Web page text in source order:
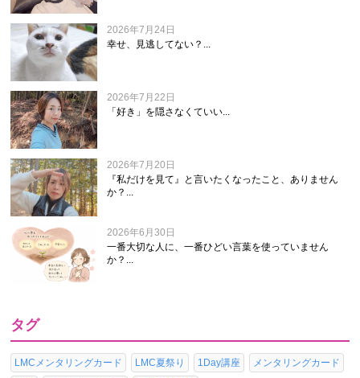
2026年7月24日
幸せ、見逃してない？...
2026年7月22日
「好き」を隠さなくていい...
2026年7月20日
『私だけを見て』と言いたくなったこと、ありません
か？...
2026年6月30日
一番大切な人に、一番ひどい言葉を使っていません
か？...
タグ
LMCメンタリングカード LMC夏祭り 1Day講座
メンタリングカード